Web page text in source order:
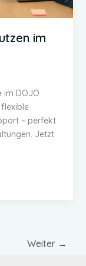
im
im DOJO
– perfekt
Jetzt
Weiter →